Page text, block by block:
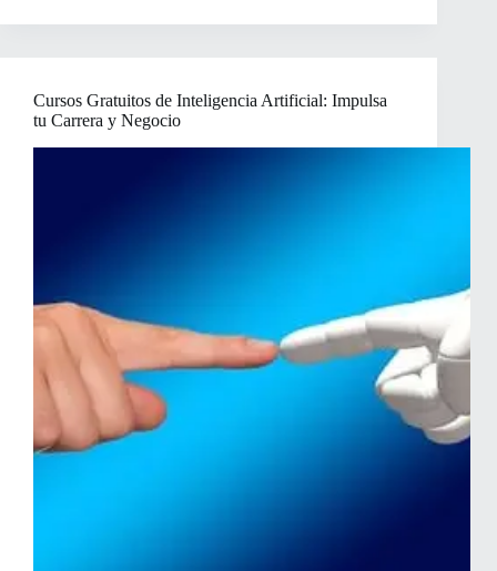
Alternativa
a
Microsoft
Cursos Gratuitos de Inteligencia Artificial: Impulsa
tu Carrera y Negocio